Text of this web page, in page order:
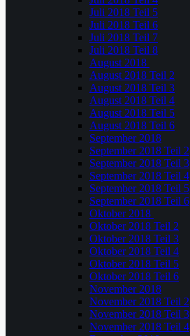
Juli 2018 Teil 5
Juli 2018 Teil 6
Juli 2018 Teil 7
Juli 2018 Teil 8
August 2018
August 2018 Teil 2
August 2018 Teil 3
August 2018 Teil 4
August 2018 Teil 5
August 2018 Teil 6
September 2018
September 2018 Teil 2
September 2018 Teil 3
September 2018 Teil 4
September 2018 Teil 5
September 2018 Teil 6
Oktober 2018
Oktober 2018 Teil 2
Oktober 2018 Teil 3
Oktober 2018 Teil 4
Oktober 2018 Teil 5
Oktober 2018 Teil 6
November 2018
November 2018 Teil 2
November 2018 Teil 3
November 2018 Teil 4